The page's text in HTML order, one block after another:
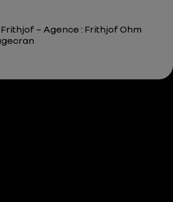
– Agence : Frithjof Ohm